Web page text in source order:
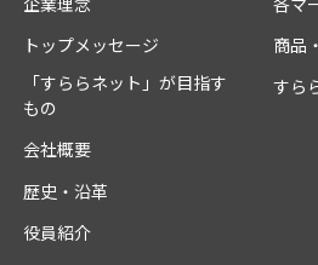
トップメッセージ
「すららネット」が目指す
もの
会社概要
歴史・沿革
役員紹介
商品
すら